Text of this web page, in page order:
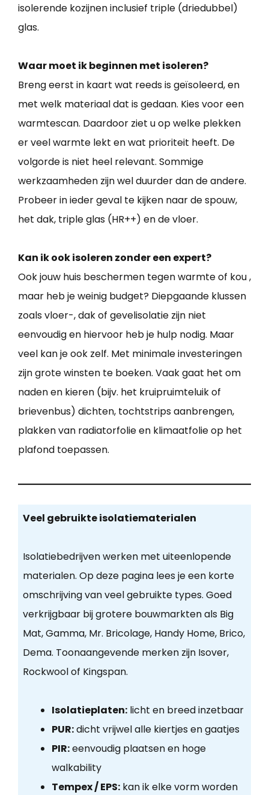
isolerende kozijnen inclusief triple (driedubbel)
glas.
Waar moet ik beginnen met isoleren?
Breng eerst in kaart wat reeds is geïsoleerd, en
met welk materiaal dat is gedaan. Kies voor een
warmtescan. Daardoor ziet u op welke plekken
er veel warmte lekt en wat prioriteit heeft. De
volgorde is niet heel relevant. Sommige
werkzaamheden zijn wel duurder dan de andere.
Probeer in ieder geval te kijken naar de spouw,
het dak, triple glas (HR++) en de vloer.
Kan ik ook isoleren zonder een expert?
Ook jouw huis beschermen tegen warmte of kou ,
maar heb je weinig budget? Diepgaande klussen
zoals vloer-, dak of gevelisolatie zijn niet
eenvoudig en hiervoor heb je hulp nodig. Maar
veel kan je ook zelf. Met minimale investeringen
zijn grote winsten te boeken. Vaak gaat het om
naden en kieren (bijv. het kruipruimteluik of
brievenbus) dichten, tochtstrips aanbrengen,
plakken van radiatorfolie en klimaatfolie op het
plafond toepassen.
Veel gebruikte isolatiematerialen
Isolatiebedrijven werken met uiteenlopende
materialen. Op deze pagina lees je een korte
omschrijving van veel gebruikte types. Goed
verkrijgbaar bij grotere bouwmarkten als Big
Mat, Gamma, Mr. Bricolage, Handy Home, Brico,
Dema. Toonaangevende merken zijn Isover,
Rockwool of Kingspan.
Isolatieplaten:licht en breed inzetbaar
PUR:dicht vrijwel alle kiertjes en gaatjes
PIR:eenvoudig plaatsen en hoge
walkability
Tempex / EPS:kan ik elke vorm worden